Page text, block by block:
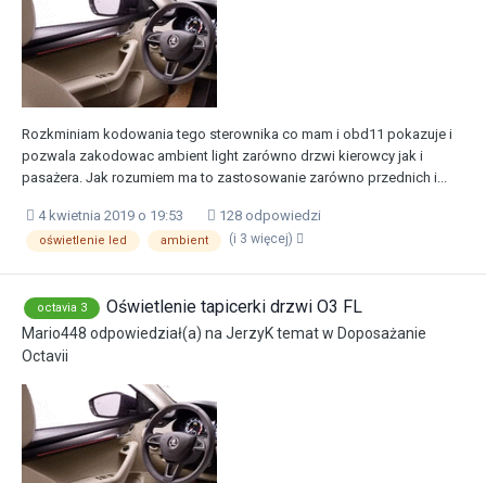
Rozkminiam kodowania tego sterownika co mam i obd11 pokazuje i
pozwala zakodowac ambient light zarówno drzwi kierowcy jak i
pasażera. Jak rozumiem ma to zastosowanie zarówno przednich i...
4 kwietnia 2019 o 19:53 128 odpowiedzi
oświetlenie led ambient (i 3 więcej)
octavia 3 Oświetlenie tapicerki drzwi O3 FL
Mario448 odpowiedział(a) na JerzyKtemat w Doposażanie
Octavii